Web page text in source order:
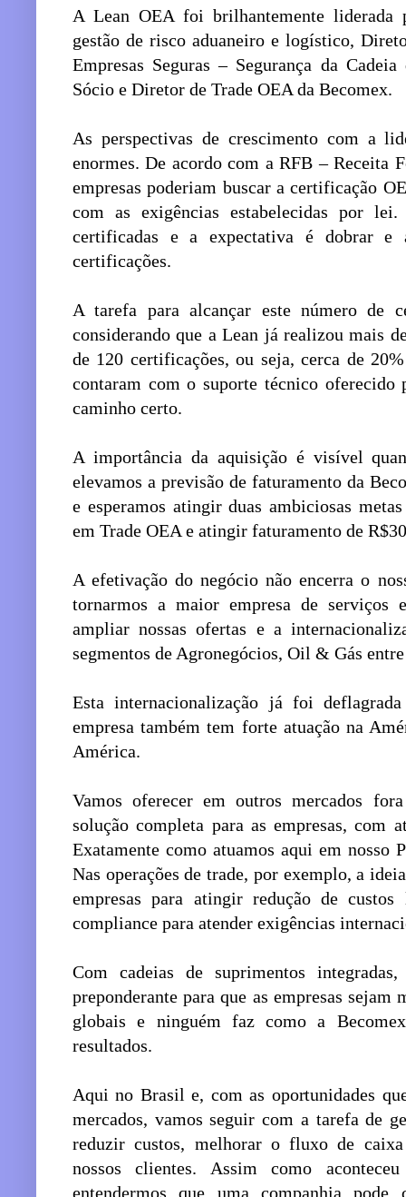
A Lean OEA foi brilhantemente liderada
gestão de risco aduaneiro e logístico,
Empresas Seguras – Segurança da
Sócio e Diretor de Trade OEA da Becomex.
As perspectivas de crescimento com a
enormes. De acordo com a RFB – Receita
empresas poderiam buscar a certificação
com as exigências estabelecidas por
certificadas e a expectativa é dobrar
certificações.
A tarefa para alcançar este número de
considerando que a Lean já realizou mais
de 120 certificações, ou seja, cerca de
contaram com o suporte técnico oferecido
caminho certo.
A importância da aquisição é visível
elevamos a previsão de faturamento da
e esperamos atingir duas ambiciosas
em Trade OEA e atingir faturamento de
A efetivação do negócio não encerra o
tornarmos a maior empresa de serviços
ampliar nossas ofertas e a
segmentos de Agronegócios, Oil & Gás
Esta internacionalização já foi
empresa também tem forte atuação na
América.
Vamos oferecer em outros mercados
solução completa para as empresas, com
Exatamente como atuamos aqui em nosso
Nas operações de trade, por exemplo, a
empresas para atingir redução de
compliance para atender exigências
Com cadeias de suprimentos
preponderante para que as empresas sejam
globais e ninguém faz como a
resultados.
Aqui no Brasil e, com as oportunidades
mercados, vamos seguir com a tarefa de
reduzir custos, melhorar o fluxo de
nossos clientes. Assim como
entendermos que uma companhia